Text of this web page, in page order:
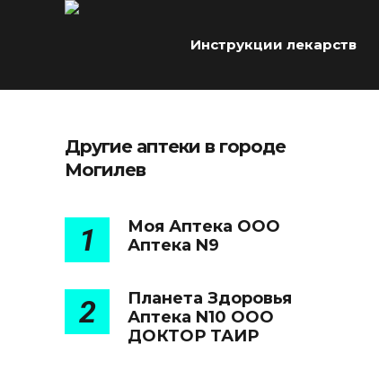
Инструкции лекарств
Другие аптеки в городе
Могилев
1
Моя Аптека ООО
Аптека N9
2
Планета Здоровья
Аптека N10 ООО
ДОКТОР ТАИР